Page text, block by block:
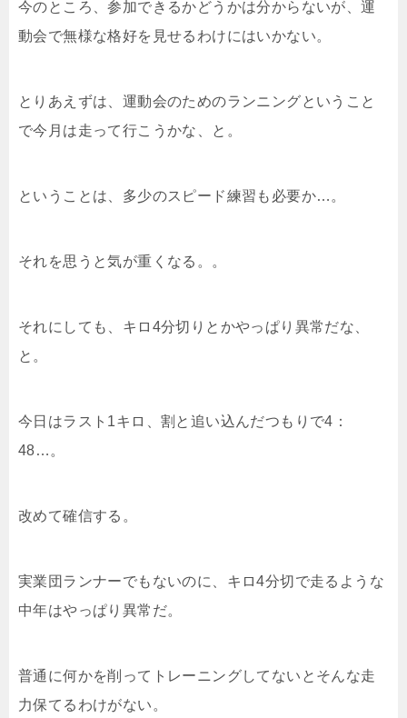
今のところ、参加できるかどうかは分からないが、運
動会で無様な格好を見せるわけにはいかない。
とりあえずは、運動会のためのランニングということ
で今月は走って行こうかな、と。
ということは、多少のスピード練習も必要か…。
それを思うと気が重くなる。。
それにしても、キロ4分切りとかやっぱり異常だな、
と。
今日はラスト1キロ、割と追い込んだつもりで4：
48…。
改めて確信する。
実業団ランナーでもないのに、キロ4分切で走るような
中年はやっぱり異常だ。
普通に何かを削ってトレーニングしてないとそんな走
力保てるわけがない。